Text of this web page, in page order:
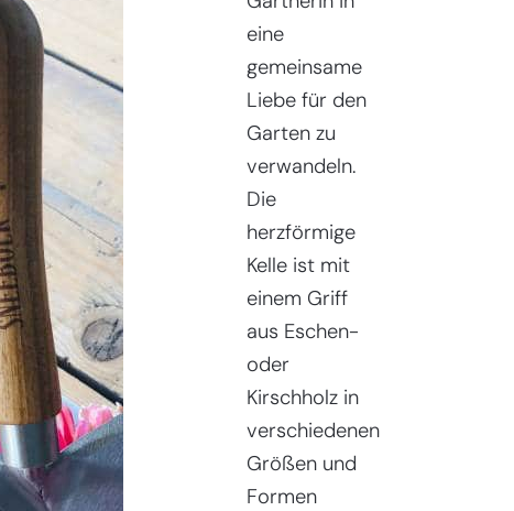
eine
gemeinsame
Liebe für den
Garten zu
verwandeln.
Die
herzförmige
Kelle ist mit
einem Griff
aus Eschen-
oder
Kirschholz in
verschiedenen
Größen und
Formen